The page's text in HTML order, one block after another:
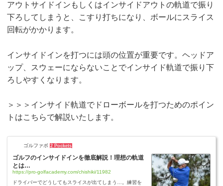
アウトサイドインもしくはインサイドアウトの軌道で振り
下ろしてしまうと、こすり打ちになり、ボールにスライス
回転がかかります。
インサイドインを打つには頭の位置が重要です。ヘッドア
ップ、スウェーにならないことでインサイド軌道で振り下
ろしやすくなります。
＞＞＞インサイド軌道でドローボールを打つためのポイン
トはこちらで解説いたします。
ゴルファボ 2 Pockets
ゴルフのインサイドインを徹底解説！理想の軌道
とは…
https://pro-golfacademy.com/chishiki/11982
ドライバーでどうしてもスライスが出てしまう…。練習を